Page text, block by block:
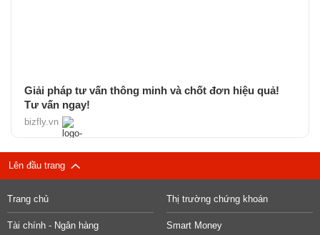
Giải pháp tư vấn thông minh và chốt đơn hiệu quả!
Tư vấn ngay!
bizfly.vn
Lên đầu trang
Trang chủ Thị trường chứng khoán
Tài chính - Ngân hàng Smart Money